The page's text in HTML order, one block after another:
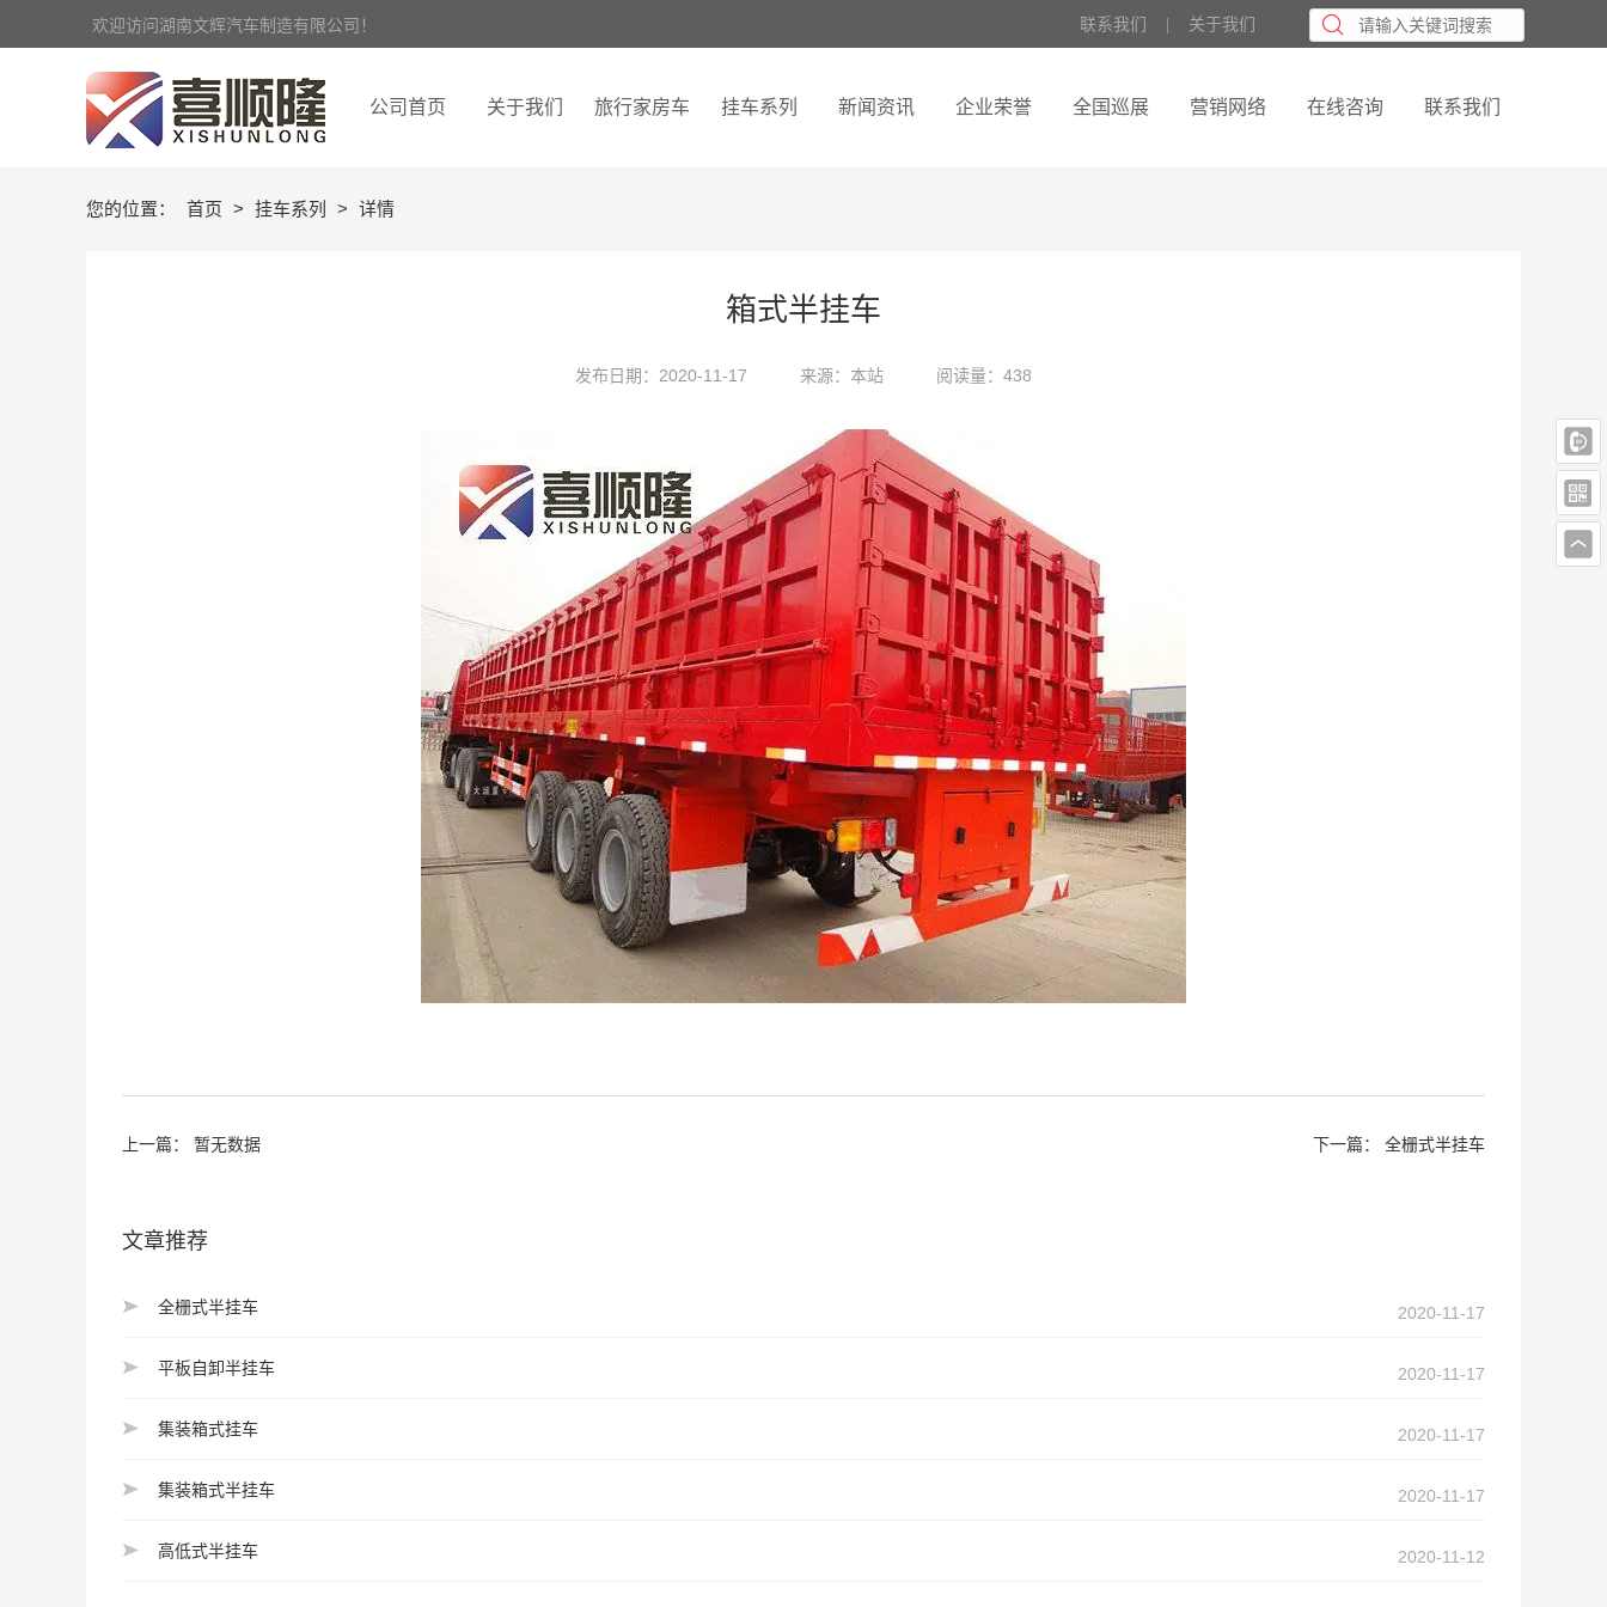
公司首页 关于我们 旅行家房车 挂车系列 新闻资讯 企业荣誉 全国巡展 营销网络 在线咨询 联系我们
联系我们 关于我们
欢迎访问湖南文辉汽车制造有限公司！
您的位置： 首页 > 挂车系列 > 详情
箱式半挂车
发布日期：2020-11-17 来源：本站 阅读量：438
上一篇： 暂无数据 下一篇： 全栅式半挂车
文章推荐
全栅式半挂车 2020-11-17
平板自卸半挂车 2020-11-17
集装箱式挂车 2020-11-17
集装箱式半挂车 2020-11-17
高低式半挂车 2020-11-12